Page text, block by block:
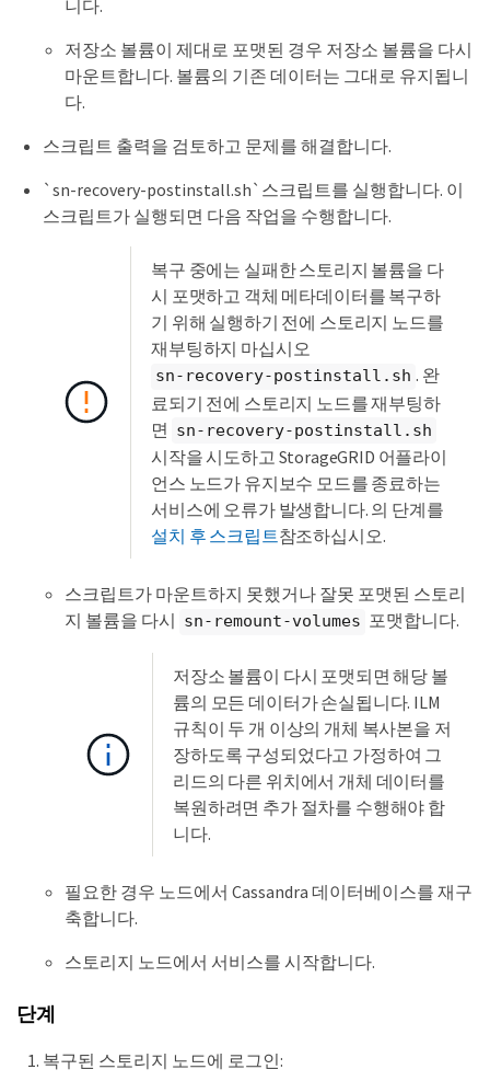
니다.
저장소 볼륨이 제대로 포맷된 경우 저장소 볼륨을 다시
마운트합니다. 볼륨의 기존 데이터는 그대로 유지됩니
다.
스크립트 출력을 검토하고 문제를 해결합니다.
`sn-recovery-postinstall.sh`스크립트를 실행합니다. 이
스크립트가 실행되면 다음 작업을 수행합니다.
복구 중에는 실패한 스토리지 볼륨을 다
시 포맷하고 객체 메타데이터를 복구하
기 위해 실행하기 전에 스토리지 노드를
재부팅하지 마십시오
sn-recovery-postinstall.sh . 완
료되기 전에 스토리지 노드를 재부팅하
면 sn-recovery-postinstall.sh
시작을 시도하고 StorageGRID 어플라이
언스 노드가 유지보수 모드를 종료하는
서비스에 오류가 발생합니다. 의 단계를
설치 후 스크립트참조하십시오.
스크립트가 마운트하지 못했거나 잘못 포맷된 스토리
지 볼륨을 다시 sn-remount-volumes 포맷합니다.
저장소 볼륨이 다시 포맷되면 해당 볼
륨의 모든 데이터가 손실됩니다. ILM
규칙이 두 개 이상의 개체 복사본을 저
장하도록 구성되었다고 가정하여 그
리드의 다른 위치에서 개체 데이터를
복원하려면 추가 절차를 수행해야 합
니다.
필요한 경우 노드에서 Cassandra 데이터베이스를 재구
축합니다.
스토리지 노드에서 서비스를 시작합니다.
단계
복구된 스토리지 노드에 로그인: